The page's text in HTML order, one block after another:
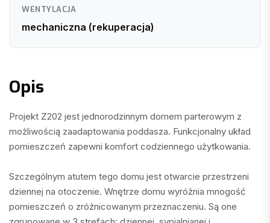
WENTYLACJA
mechaniczna (rekuperacja)
Opis
Projekt Z202 jest jednorodzinnym domem parterowym z
możliwością zaadaptowania poddasza. Funkcjonalny układ
pomieszczeń zapewni komfort codziennego użytkowania.
Szczególnym atutem tego domu jest otwarcie przestrzeni
dziennej na otoczenie. Wnętrze domu wyróżnia mnogość
pomieszczeń o zróżnicowanym przeznaczeniu. Są one